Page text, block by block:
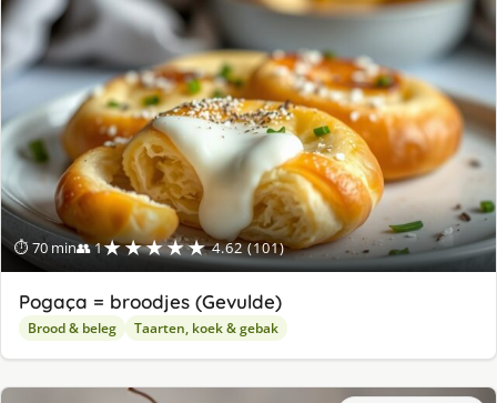
⏱ 70 min👥 1★★★★★ 4.62 (101)
Pogaça = broodjes (Gevulde)
Brood & beleg Taarten, koek & gebak